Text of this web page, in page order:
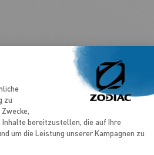
zu
bereitzustellen, die auf Ihre
um die Leistung unserer Kampagnen zu